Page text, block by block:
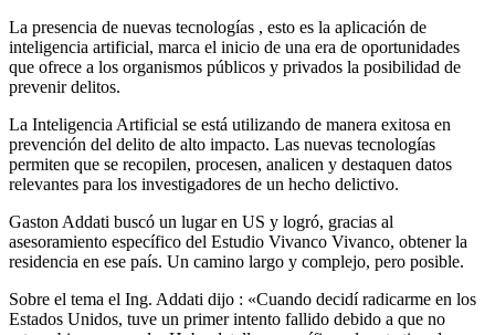
La presencia de nuevas tecnologías , esto es la aplicación de
inteligencia artificial, marca el inicio de una era de oportunidades
que ofrece a los organismos públicos y privados la posibilidad de
prevenir delitos.
La Inteligencia Artificial se está utilizando de manera exitosa en
prevención del delito de alto impacto. Las nuevas tecnologías
permiten que se recopilen, procesen, analicen y destaquen datos
relevantes para los investigadores de un hecho delictivo.
Gaston Addati buscó un lugar en US y logró, gracias al
asesoramiento específico del Estudio Vivanco Vivanco, obtener la
residencia en ese país. Un camino largo y complejo, pero posible.
Sobre el tema el Ing. Addati dijo : «Cuando decidí radicarme en los
Estados Unidos, tuve un primer intento fallido debido a que no